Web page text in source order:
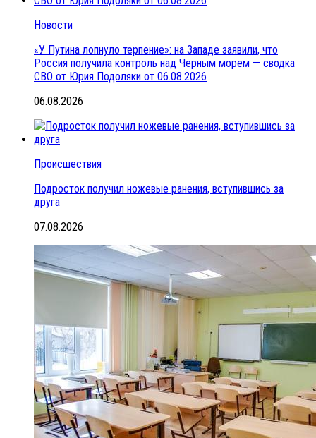
Новости
«У Путина лопнуло терпение»: на Западе заявили, что
Россия получила контроль над Черным морем — сводка
СВО от Юрия Подоляки от 06.08.2026
06.08.2026
Происшествия
Подросток получил ножевые ранения, вступившись за
друга
07.08.2026